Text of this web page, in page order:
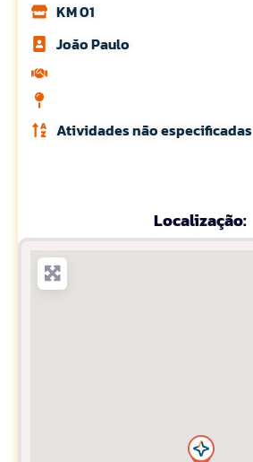
KM 01
Joăo Paulo
Atividades não especificadas
Localização: